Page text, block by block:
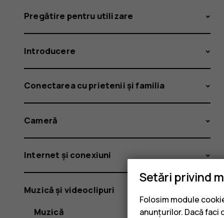
Pregătire pentru utilizare
Introducere
Conectarea cu prietenii și familia
Cameră
Internet și conexiuni
Muzică și videoclipuri
Muzică
Setări privind
Folosim module
anunțurilor. Dacă faci